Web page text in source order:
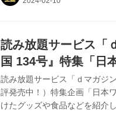
案した試験醸造段階のビール
き第1回...
読み放題サービス「
国 134号』特集「日
山梨、東京、神奈川
読み放題サービス「ｄマガジ
評発売中！）特集企画「日本
けたグッズや食品などを紹介